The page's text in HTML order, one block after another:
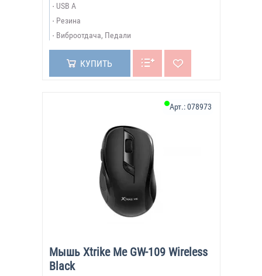
USB A
Резина
Виброотдача, Педали
КУПИТЬ
Мышь Xtrike Me GW-109 Wireless
Black
Арт.:078973